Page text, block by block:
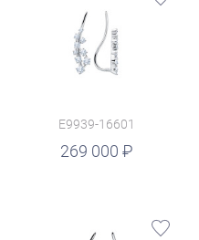
E9939-16601
269 000